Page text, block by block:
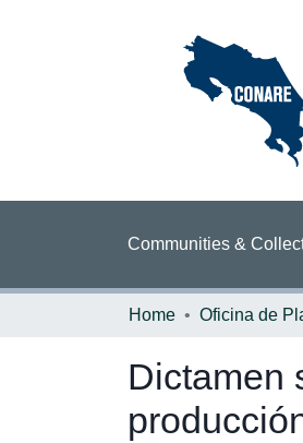
Communities &
Home
Dictamen